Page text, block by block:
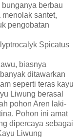
berbau
santet,
pengobatan
Spicatus
biasnya
ditawarkan
seperti teras kayu
Liwung berasal
pohon Aren laki-
Pohon ini amat
dipercaya sebagai
Liwung